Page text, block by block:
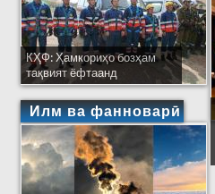
КҲФ: Ҳамкориҳо бозҳам
тақвият ёфтаанд
Илм ва фанноварӣ